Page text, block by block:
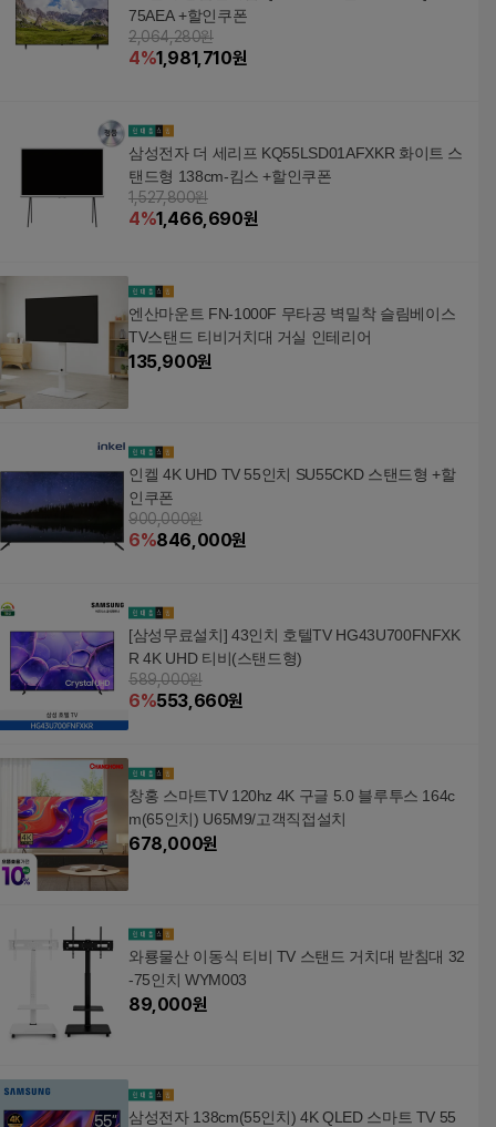
75AEA +할인쿠폰
2,064,280원
4%1,981,710원
삼성전자 더 세리프 KQ55LSD01AFXKR 화이트 스
탠드형 138cm-킴스 +할인쿠폰
1,527,800원
4%1,466,690원
엔산마운트 FN-1000F 무타공 벽밀착 슬림베이스
TV스탠드 티비거치대 거실 인테리어
135,900원
인켈 4K UHD TV 55인치 SU55CKD 스탠드형 +할
인쿠폰
900,000원
6%846,000원
[삼성무료설치] 43인치 호텔TV HG43U700FNFXK
R 4K UHD 티비(스탠드형)
589,000원
6%553,660원
창홍 스마트TV 120hz 4K 구글 5.0 블루투스 164c
m(65인치) U65M9/고객직접설치
678,000원
와룡물산 이동식 티비 TV 스탠드 거치대 받침대 32
-75인치 WYM003
89,000원
삼성전자 138cm(55인치) 4K QLED 스마트 TV 55